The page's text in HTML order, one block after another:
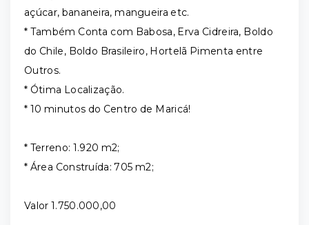
açúcar, bananeira, mangueira etc.
* Também Conta com Babosa, Erva Cidreira, Boldo
do Chile, Boldo Brasileiro, Hortelã Pimenta entre
Outros.
* Ótima Localização.
* 10 minutos do Centro de Maricá!
* Terreno: 1.920 m2;
* Área Construída: 705 m2;
Valor 1.750.000,00